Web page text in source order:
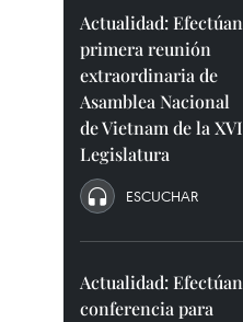
Actualidad: Efectúan
primera reunión
extraordinaria de
Asamblea Nacional
de Vietnam de la XVI
Legislatura
ESCUCHAR
Actualidad: Efectúan
conferencia para